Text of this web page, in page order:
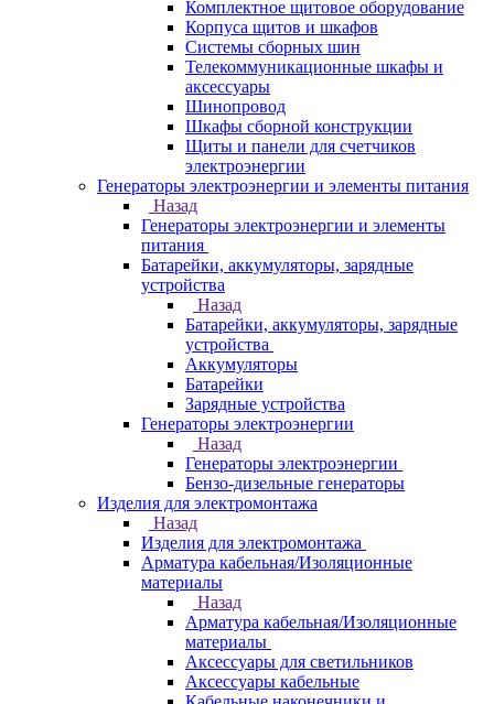
Комплектное щитовое оборудование
Корпуса щитов и шкафов
Системы сборных шин
Телекоммуникационные шкафы и
аксессуары
Шинопровод
Шкафы сборной конструкции
Щиты и панели для счетчиков
электроэнергии
Генераторы электроэнергии и элементы питания
Назад
Генераторы электроэнергии и элементы
питания
Батарейки, аккумуляторы, зарядные
устройства
Назад
Батарейки, аккумуляторы, зарядные
устройства
Аккумуляторы
Батарейки
Зарядные устройства
Генераторы электроэнергии
Назад
Генераторы электроэнергии
Бензо-дизельные генераторы
Изделия для электромонтажа
Назад
Изделия для электромонтажа
Арматура кабельная/Изоляционные
материалы
Назад
Арматура кабельная/Изоляционные
материалы
Аксессуары для светильников
Аксессуары кабельные